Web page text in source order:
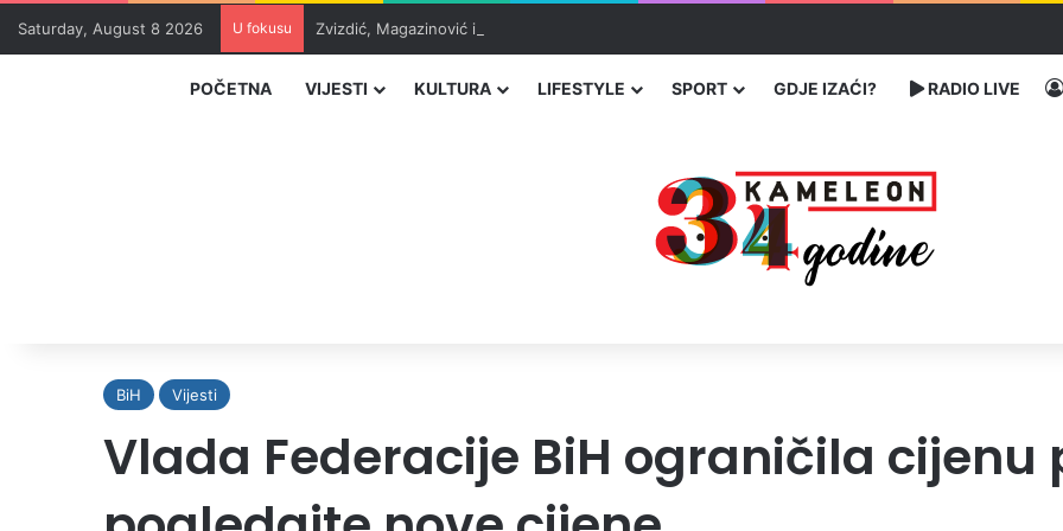
Saturday, August 8 2026 U fokusu Zvizdić, Magazinović i Kojović traže poseban status za Memorijalni centar Srebrenica
POČETNA VIJESTI KULTURA LIFESTYLE SPORT GDJE IZAĆI? RADIO LIVE
BiH Vijesti
Vlada Federacije BiH ograničila cijenu